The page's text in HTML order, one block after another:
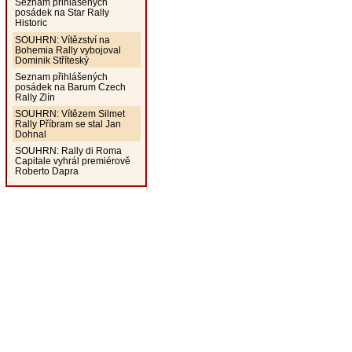
Seznam přihlášených
posádek na Star Rally
Historic
SOUHRN: Vítězství na
Bohemia Rally vybojoval
Dominik Stříteský
Seznam přihlášených
posádek na Barum Czech
Rally Zlín
SOUHRN: Vítězem Silmet
Rally Příbram se stal Jan
Dohnal
SOUHRN: Rally di Roma
Capitale vyhrál premiérově
Roberto Dapra